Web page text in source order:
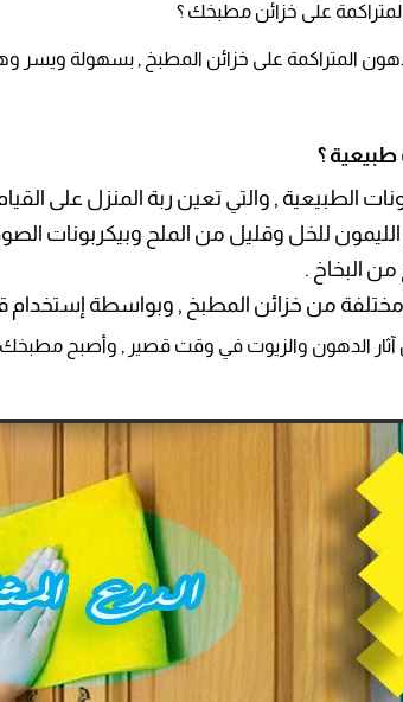
على خزائن مطبخك ؟
المتراكمة على خزائن المطبخ , بسهولة
؟
الطبيعية , والتي تعين ربة المنزل على
للخل وقليل من الملح وبيكربونات
البخاخ .
من خزائن المطبخ , وبواسطة
الدهون والزيوت في وقت قصير , وأصبح مطبخك